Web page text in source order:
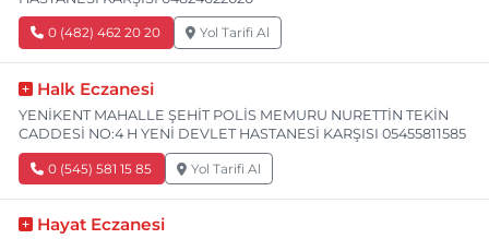
0 (482) 462 20 20 Yol Tarifi Al
Halk Eczanesi
YENİKENT MAHALLE ŞEHİT POLİS MEMURU NURETTİN TEKİN
CADDESİ NO:4 H YENİ DEVLET HASTANESİ KARŞISI 05455811585
0 (545) 581 15 85 Yol Tarifi Al
Hayat Eczanesi